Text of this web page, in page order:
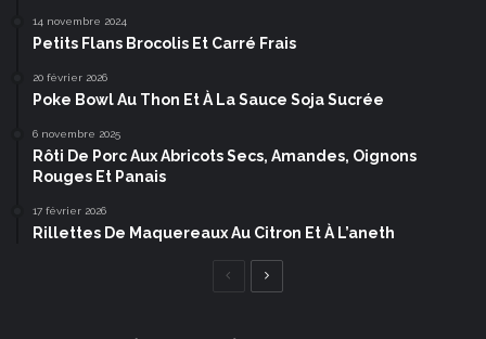
14 novembre 2024
Petits Flans Brocolis Et Carré Frais
20 février 2026
Poke Bowl Au Thon Et À La Sauce Soja Sucrée
6 novembre 2025
Rôti De Porc Aux Abricots Secs, Amandes, Oignons
Rouges Et Panais
17 février 2026
Rillettes De Maquereaux Au Citron Et À L’aneth
Page